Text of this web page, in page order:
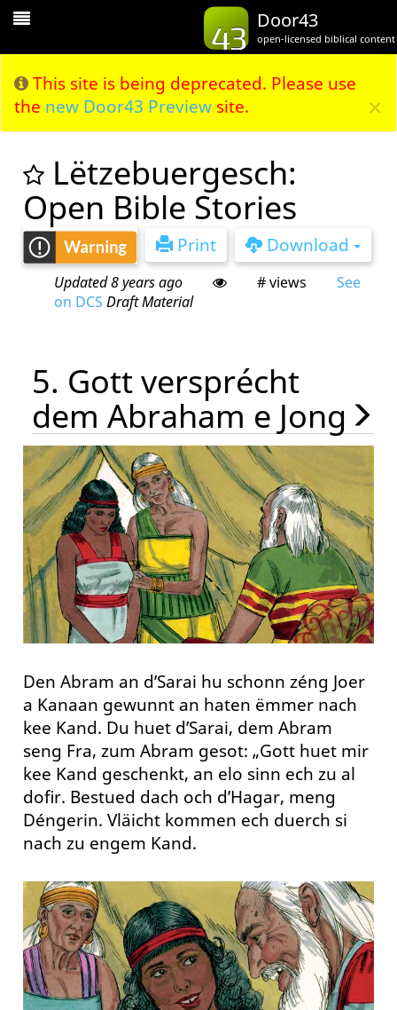
This site is being deprecated. Please use
the new Door43 Preview site. ×
Door43
open-licensed biblical content
Toggle
Lëtzebuergesch:
Open Bible Stories
Print Download
Updated 8 years ago # views
See
on DCS Draft Material
5. Gott versprécht
dem Abraham e Jong
Den Abram an d’Sarai hu schonn zéng Joer
a Kanaan gewunnt an haten ëmmer nach
kee Kand. Du huet d’Sarai, dem Abram
seng Fra, zum Abram gesot: „Gott huet mir
kee Kand geschenkt, an elo sinn ech zu al
dofir. Bestued dach och d’Hagar, meng
Déngerin. Vläicht kommen ech duerch si
nach zu engem Kand.